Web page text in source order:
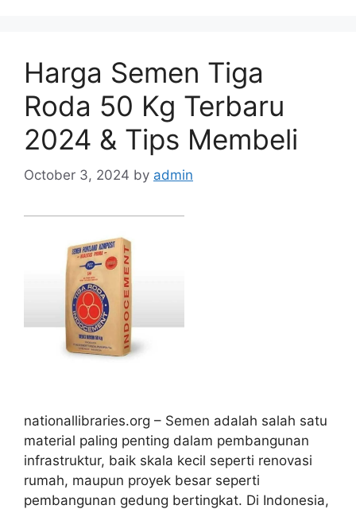
Harga Semen Tiga
Roda 50 Kg Terbaru
2024 & Tips Membeli
October 3, 2024 by admin
nationallibraries.org – Semen adalah salah satu
material paling penting dalam pembangunan
infrastruktur, baik skala kecil seperti renovasi
rumah, maupun proyek besar seperti
pembangunan gedung bertingkat. Di Indonesia,